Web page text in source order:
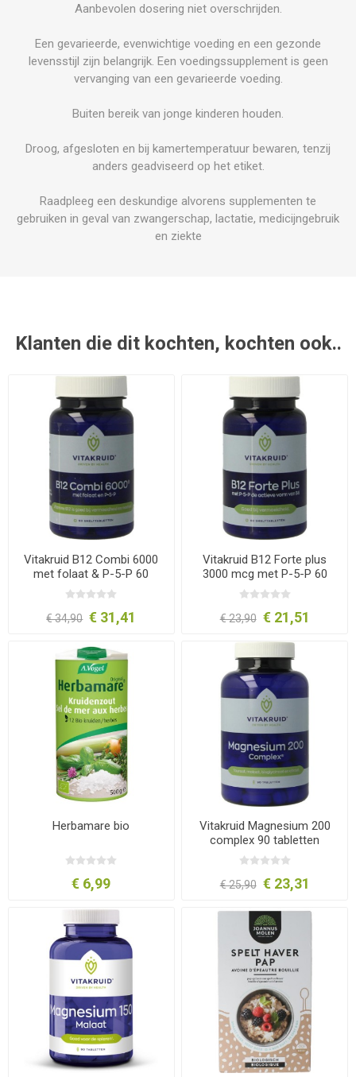
Aanbevolen dosering niet overschrijden.
Een gevarieerde, evenwichtige voeding en een gezonde
levensstijl zijn belangrijk. Een voedingssupplement is geen
vervanging van een gevarieerde voeding.
Buiten bereik van jonge kinderen houden.
Droog, afgesloten en bij kamertemperatuur bewaren, tenzij
anders geadviseerd op het etiket.
Raadpleeg een deskundige alvorens supplementen te
gebruiken in geval van zwangerschap, lactatie, medicijngebruik
en ziekte
Klanten die dit kochten, kochten ook..
Vitakruid B12 Combi 6000
met folaat & P-5-P 60
tabletten
€ 34,90 € 31,41
Vitakruid B12 Forte plus
3000 mcg met P-5-P 60
tabletten
€ 23,90 € 21,51
Herbamare bio
€ 6,99
Vitakruid Magnesium 200
complex 90 tabletten
€ 25,90 € 23,31